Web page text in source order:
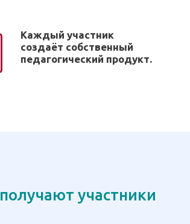
Каждый участник
создаёт собственный
педагогический продукт.
участники